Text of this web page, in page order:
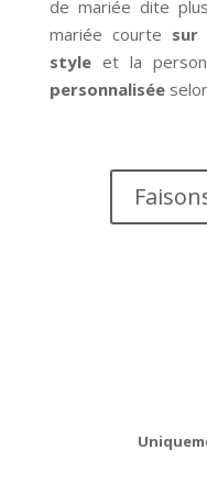
de mariée dite
mariée courte sur
styleet la
personnalisée